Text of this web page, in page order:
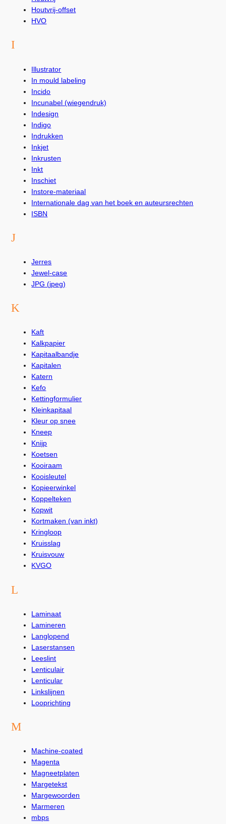
Houtvrij-offset
HVO
I
Illustrator
In mould labeling
Incido
Incunabel (wiegendruk)
Indesign
Indigo
Indrukken
Inkjet
Inkrusten
Inkt
Inschiet
Instore-materiaal
Internationale dag van het boek en auteursrechten
ISBN
J
Jerres
Jewel-case
JPG (jpeg)
K
Kaft
Kalkpapier
Kapitaalbandje
Kapitalen
Katern
Kefo
Kettingformulier
Kleinkapitaal
Kleur op snee
Kneep
Knijp
Koetsen
Kooiraam
Kooisleutel
Kopieerwinkel
Koppelteken
Kopwit
Kortmaken (van inkt)
Kringloop
Kruisslag
Kruisvouw
KVGO
L
Laminaat
Lamineren
Langlopend
Laserstansen
Leeslint
Lenticulair
Lenticular
Linkslijnen
Looprichting
M
Machine-coated
Magenta
Magneetplaten
Margetekst
Margewoorden
Marmeren
mbps